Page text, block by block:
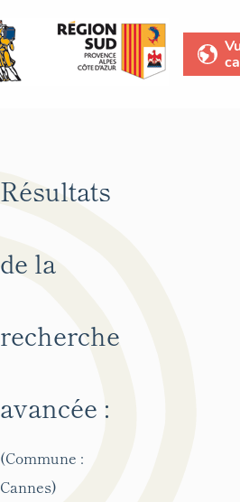
Résultats
de la
recherche
avancée :
(Commune :
Cannes)